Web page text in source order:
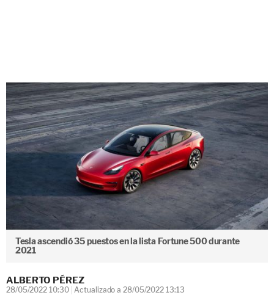
Tesla ascendió 35 puestos en la lista Fortune 500 durante
2021
ALBERTO PÉREZ
28/05/2022 10:30 Actualizado a 28/05/2022 13:13